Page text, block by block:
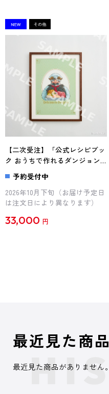
【二次受注】「公式レシピブッ
ク おうちで作れるダンジョン
飯」額縁付きイラスト（セン
シ）
予約受付中
2026年10月下旬（お届け予定日
は注文日により異なります）
33,000 円
最近見た商品
最近見た商品がありません。